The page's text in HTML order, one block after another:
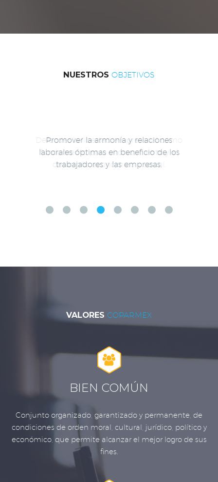
NUESTROS OBJETIVOS
Defender la libertad empresarial como
fundamento para el crecimiento y el
desarrollo económico y social.
VALORES COPARMEX


BIEN COMÚN
Conjunto organizado, garantizado y permanente, de
condiciones de orden moral, cultural, jurídico, político y
económico, que permite alcanzar el mejor logro de sus
fines.